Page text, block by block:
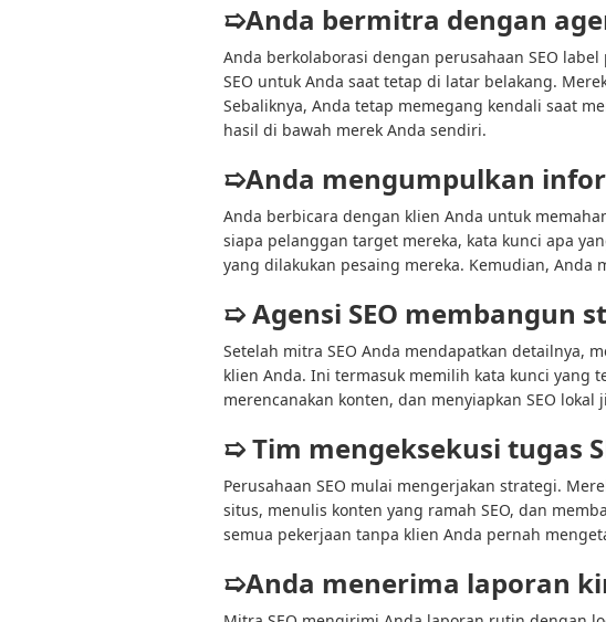
➯Anda bermitra dengan
Anda berkolaborasi dengan perusahaan SEO
SEO untuk Anda saat tetap di latar belakang.
Sebaliknya, Anda tetap memegang kendali saat
hasil di bawah merek Anda sendiri.
➯Anda mengumpulkan
Anda berbicara dengan klien Anda untuk
siapa pelanggan target mereka, kata kunci apa
yang dilakukan pesaing mereka. Kemudian, Anda
➯ Agensi SEO membangun
Setelah mitra SEO Anda mendapatkan detailnya,
klien Anda. Ini termasuk memilih kata kunci yang
merencanakan konten, dan menyiapkan SEO lokal
➯ Tim mengeksekusi tugas
Perusahaan SEO mulai mengerjakan strategi.
situs, menulis konten yang ramah SEO, dan
semua pekerjaan tanpa klien Anda pernah
➯Anda menerima laporan